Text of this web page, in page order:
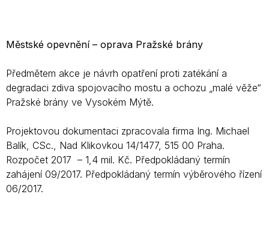
Městské opevnění – oprava Pražské brány
Předmětem akce je návrh opatření proti zatékání a
degradaci zdiva spojovacího mostu a ochozu „malé věže“
Pražské brány ve Vysokém Mýtě.
Projektovou dokumentaci zpracovala firma Ing. Michael
Balík, CSc., Nad Klikovkou 14/1477, 515 00 Praha.
Rozpočet 2017 – 1,4 mil. Kč. Předpokládaný termín
zahájení 09/2017. Předpokládaný termín výběrového řízení
06/2017.